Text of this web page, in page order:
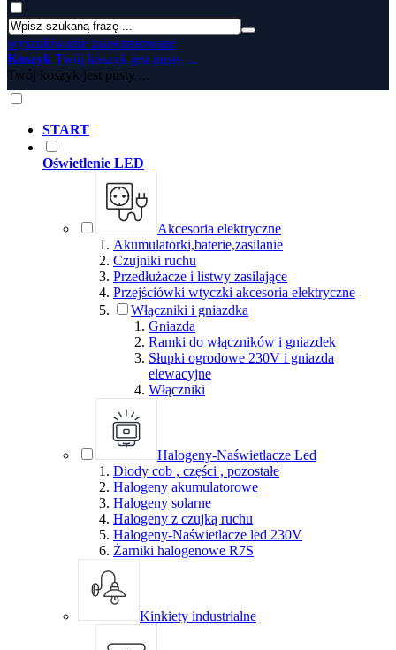
wyszukiwanie zaawansowane
Koszyk Twój koszyk jest pusty ...
Twój koszyk jest pusty ...
START
Oświetlenie LED
Akcesoria elektryczne
Akumulatorki,baterie,zasilanie
Czujniki ruchu
Przedłużacze i listwy zasilające
Przejściówki wtyczki akcesoria elektryczne
Włączniki i gniazdka
Gniazda
Ramki do włączników i gniazdek
Słupki ogrodowe 230V i gniazda
elewacyjne
Włączniki
Halogeny-Naświetlacze Led
Diody cob , części , pozostałe
Halogeny akumulatorowe
Halogeny solarne
Halogeny z czujką ruchu
Halogeny-Naświetlacze led 230V
Żarniki halogenowe R7S
Kinkiety industrialne